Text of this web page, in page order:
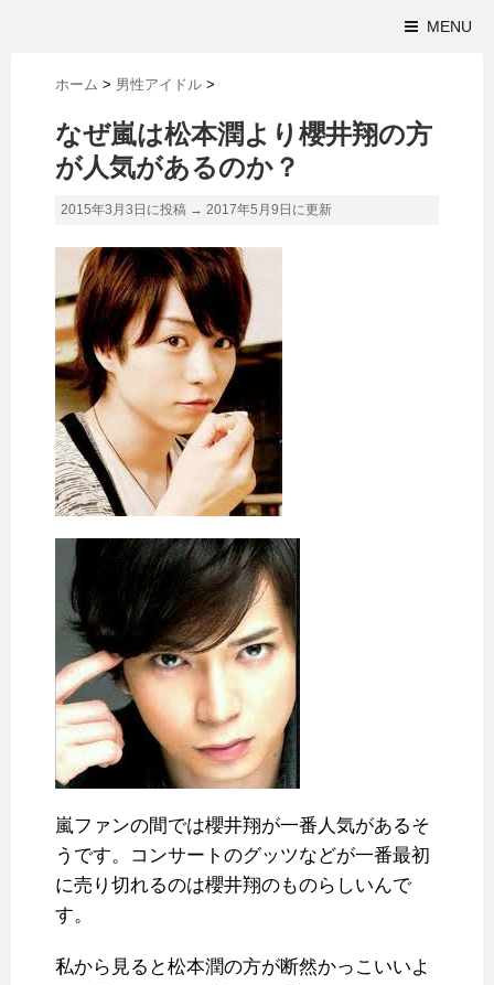
MENU
ホーム > 男性アイドル >
なぜ嵐は松本潤より櫻井翔の方
が人気があるのか？
2015年3月3日に投稿 → 2017年5月9日 に更新
嵐ファンの間では櫻井翔が一番人気があるそ
うです。コンサートのグッツなどが一番最初
に売り切れるのは櫻井翔のものらしいんで
す。
私から見ると松本潤の方が断然かっこいいよ